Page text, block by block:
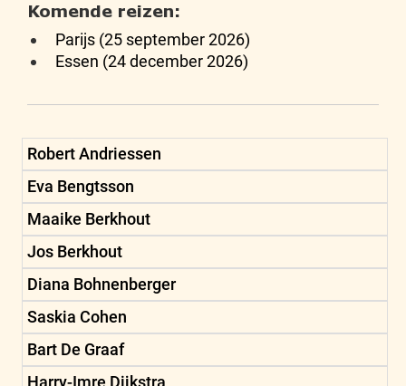
Komende reizen:
Parijs (25 september 2026)
Essen (24 december 2026)
Robert Andriessen
Eva Bengtsson
Maaike Berkhout
Jos Berkhout
Diana Bohnenberger
Saskia Cohen
Bart De Graaf
Harry-Imre Dijkstra